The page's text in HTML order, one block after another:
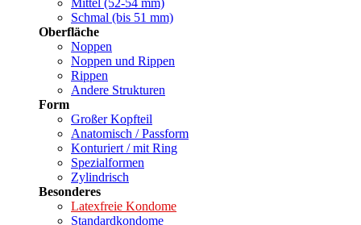
Mittel (52-54 mm)
Schmal (bis 51 mm)
Oberfläche
Noppen
Noppen und Rippen
Rippen
Andere Strukturen
Form
Großer Kopfteil
Anatomisch / Passform
Konturiert / mit Ring
Spezialformen
Zylindrisch
Besonderes
Latexfreie Kondome
Standardkondome